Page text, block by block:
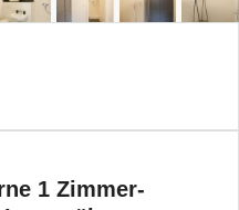
1 Zimmer-